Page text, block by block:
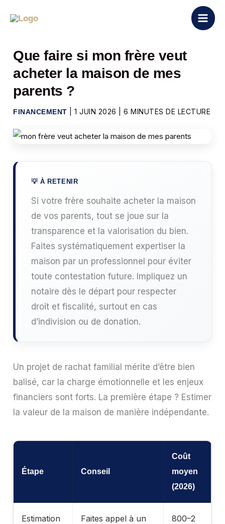
Que faire si mon frère veut
acheter la maison de mes
parents ?
FINANCEMENT |1 JUIN 2026 |6 MINUTES DE LECTURE
Si votre frère souhaite acheter la maison
de vos parents, tout se joue sur la
transparence et la valorisation du bien.
Faites systématiquement expertiser la
maison par un professionnel pour éviter
toute contestation future. Impliquez un
notaire dès le départ pour respecter
droit et fiscalité, surtout en cas
d’indivision ou de donation.
Un projet de rachat familial mérite d’être bien
balisé, car la charge émotionnelle et les enjeux
financiers sont forts. La première étape ? Estimer
la valeur de la maison de manière indépendante.
Étape Conseil
Coût
moyen
(2026)
Estimation
Faites appel à un
800–2